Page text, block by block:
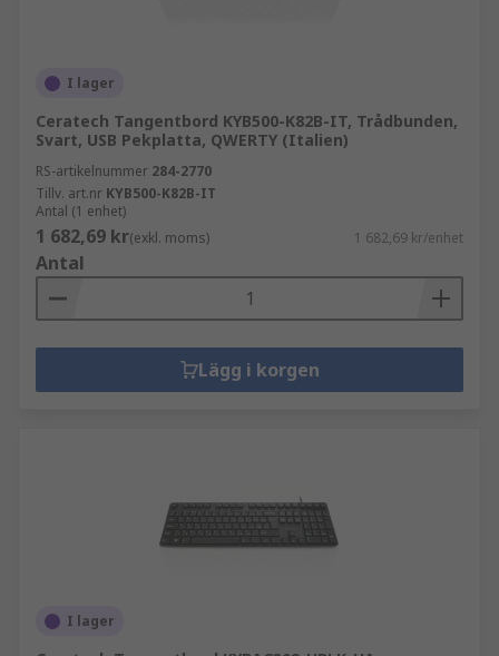
I lager
Ceratech Tangentbord KYB500-K82B-IT, Trådbunden,
Svart, USB Pekplatta, QWERTY (Italien)
RS-artikelnummer 284-2770
Tillv. art.nr KYB500-K82B-IT
Antal (1 enhet)
1 682,69 kr(exkl. moms) 1 682,69 kr/enhet
Antal
Lägg i korgen
I lager